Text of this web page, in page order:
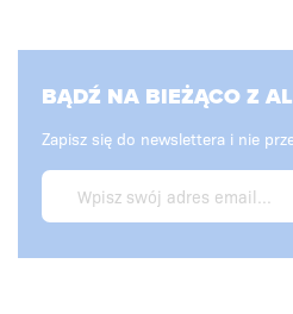
BĄDŹ NA BIEŻĄCO Z
Zapisz się do newslettera i nie